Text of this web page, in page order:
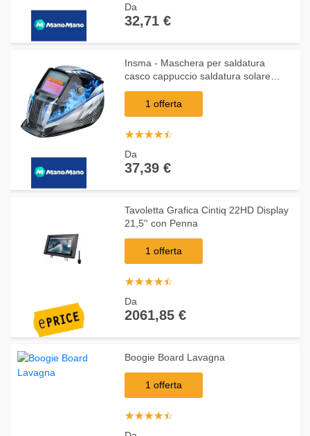
Da
32,71 €
Insma - Maschera per saldatura
casco cappuccio saldatura solare
automatica Blu
1 offerta
☆☆☆☆☆
★★★★★
Da
37,39 €
Tavoletta Grafica Cintiq 22HD Display
21,5'' con Penna
1 offerta
☆☆☆☆☆
★★★★★
Da
2061,85 €
Boogie Board Lavagna
1 offerta
☆☆☆☆☆
★★★★★